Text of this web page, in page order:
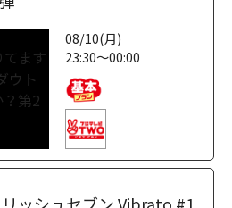
08/10(月)
23:30～00:00